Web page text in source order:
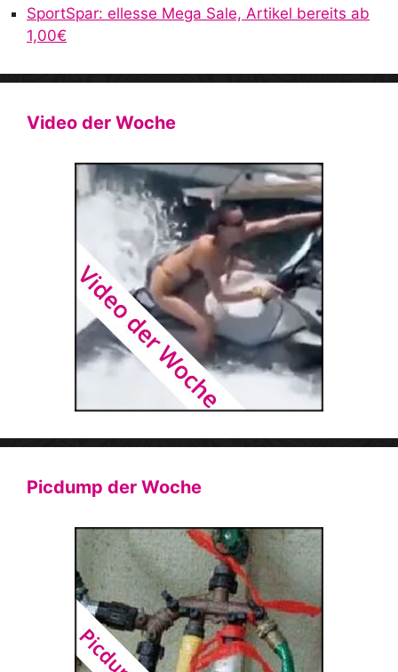
SportSpar: ellesse Mega Sale, Artikel bereits ab
1,00€
Video der Woche
Picdump der Woche